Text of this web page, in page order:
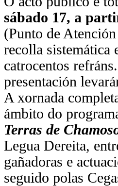
sábado 17, a
(Punto de
recolla sistemática
catrocentos
presentación
A xornada
ámbito do
Terras de
Legua Dereita,
gañadoras e
seguido polas